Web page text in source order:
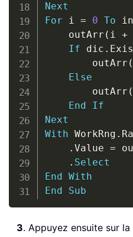
Next
For i = 0 To
    outArr
( i +
If dic .
        outArr
(
Else
        outArr
(
End
If
Next
With WorkRng .
. Value =
. Select
End With
End
Sub
3. Appuyez ensuite sur